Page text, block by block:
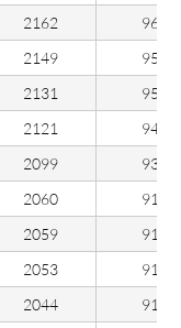
2162
96
2149
95
2131
95
2121
94
2099
93
2060
91
2059
91
2053
91
2044
91